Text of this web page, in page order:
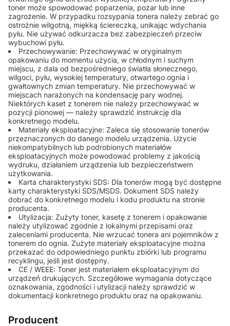
toner może spowodować poparzenia, pożar lub inne
zagrożenie. W przypadku rozsypania tonera należy zebrać go
ostrożnie wilgotną, miękką ściereczką, unikając wdychania
pyłu. Nie używać odkurzacza bez zabezpieczeń przeciw
wybuchowi pyłu.
Przechowywanie: Przechowywać w oryginalnym
opakowaniu do momentu użycia, w chłodnym i suchym
miejscu, z dala od bezpośredniego światła słonecznego,
wilgoci, pyłu, wysokiej temperatury, otwartego ognia i
gwałtownych zmian temperatury. Nie przechowywać w
miejscach narażonych na kondensację pary wodnej.
Niektórych kaset z tonerem nie należy przechowywać w
pozycji pionowej — należy sprawdzić instrukcję dla
konkretnego modelu.
Materiały eksploatacyjne: Zaleca się stosowanie tonerów
przeznaczonych do danego modelu urządzenia. Użycie
niekompatybilnych lub podrobionych materiałów
eksploatacyjnych może powodować problemy z jakością
wydruku, działaniem urządzenia lub bezpieczeństwem
użytkowania.
Karta charakterystyki SDS: Dla tonerów mogą być dostępne
karty charakterystyki SDS/MSDS. Dokument SDS należy
dobrać do konkretnego modelu i kodu produktu na stronie
producenta.
Utylizacja: Zużyty toner, kasetę z tonerem i opakowanie
należy utylizować zgodnie z lokalnymi przepisami oraz
zaleceniami producenta. Nie wrzucać tonera ani pojemników z
tonerem do ognia. Zużyte materiały eksploatacyjne można
przekazać do odpowiedniego punktu zbiórki lub programu
recyklingu, jeśli jest dostępny.
CE / WEEE: Toner jest materiałem eksploatacyjnym do
urządzeń drukujących. Szczegółowe wymagania dotyczące
oznakowania, zgodności i utylizacji należy sprawdzić w
dokumentacji konkretnego produktu oraz na opakowaniu.
Producent